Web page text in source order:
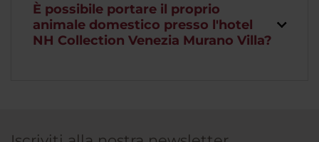
È possibile portare il proprio
animale domestico presso l'hotel
NH Collection Venezia Murano Villa?